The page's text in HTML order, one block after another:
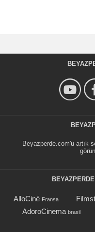
Beyazperde.com'u artık
AlloCiné Fransa
AdoroCinema brasil